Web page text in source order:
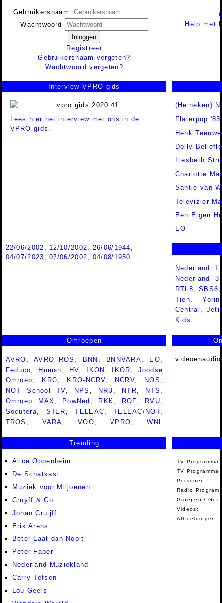
Gebruikersnaam
Wachtwoord
Inloggen
Registreer
Gebruikersnaam vergeten?
Wachtwoord vergeten?
Help met
Interview VPRO gids
Lees hier het interview met ons in de
VPRO gids.
(Heineken)
Flaterpop '83
Henk
Dolly
Liesbeth
Charlotte
Santje van
Televizier
Een Eigen
EO
22/06/2002 , 12/10/2002, 26/06/1944 ,
04/07/2023 ,07/06/2002, 04/08/1950
Nederland 1
Nederland
RTL8 ,SBS6
Tien ,Yorin
Central
Kids
Omroepen
AVRO ,AVROTROS , BNN , BNNVARA, EO,
Feduco, Human , HV, IKON , IKOR , Joodse
Omroep, KRO, KRO-NCRV, NCRV, NOS ,
NOT School TV, NPS , NRU , NTR, NTS ,
Omroep MAX, PowNed , RKK, ROF, RVU,
Socutera, STER ,TELEAC, TELEAC/NOT,
TROS , VARA,VOO,VPRO,WNL
Trending
Alice Oppenheim
De Schatkast
Muziek voor Miljoenen
Cruyff & Co
Johan Cruijff
Erik Arens
Beter Laat dan Nooit
Peter Faber
Nederland Muziekland
Carry Tefsen
Lou Geels
TV
TV Programma
Personen:
Radio
Groepen /
Videos:
Afbeeldingen: